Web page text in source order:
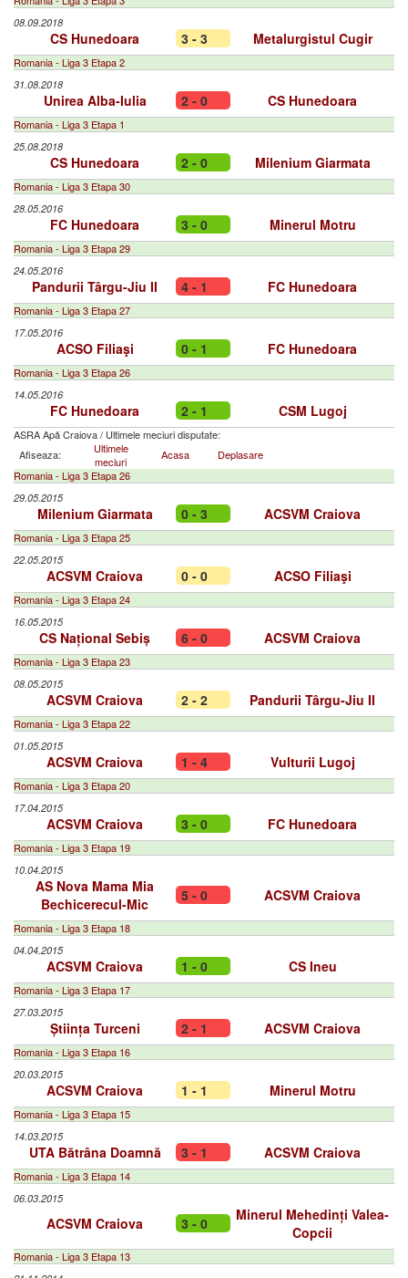
08.09.2018
CS Hunedoara 3 - 3 Metalurgistul Cugir
Romania - Liga 3 Etapa 2
31.08.2018
Unirea Alba-Iulia 2 - 0 CS Hunedoara
Romania - Liga 3 Etapa 1
25.08.2018
CS Hunedoara 2 - 0 Milenium Giarmata
Romania - Liga 3 Etapa 30
28.05.2016
FC Hunedoara 3 - 0 Minerul Motru
Romania - Liga 3 Etapa 29
24.05.2016
Pandurii Târgu-Jiu II 4 - 1 FC Hunedoara
Romania - Liga 3 Etapa 27
17.05.2016
ACSO Filiaşi 0 - 1 FC Hunedoara
Romania - Liga 3 Etapa 26
14.05.2016
FC Hunedoara 2 - 1 CSM Lugoj
ASRA Apă Craiova/ Ultimele meciuri disputate:
Afiseaza:
Ultimele
meciuri
Acasa
Deplasare
Romania - Liga 3 Etapa 26
29.05.2015
Milenium Giarmata 0 - 3 ACSVM Craiova
Romania - Liga 3 Etapa 25
22.05.2015
ACSVM Craiova 0 - 0 ACSO Filiaşi
Romania - Liga 3 Etapa 24
16.05.2015
CS Național Sebiș 6 - 0 ACSVM Craiova
Romania - Liga 3 Etapa 23
08.05.2015
ACSVM Craiova 2 - 2 Pandurii Târgu-Jiu II
Romania - Liga 3 Etapa 22
01.05.2015
ACSVM Craiova 1 - 4 Vulturii Lugoj
Romania - Liga 3 Etapa 20
17.04.2015
ACSVM Craiova 3 - 0 FC Hunedoara
Romania - Liga 3 Etapa 19
10.04.2015
AS Nova Mama Mia
Bechicerecul-Mic
5 - 0 ACSVM Craiova
Romania - Liga 3 Etapa 18
04.04.2015
ACSVM Craiova 1 - 0 CS Ineu
Romania - Liga 3 Etapa 17
27.03.2015
Știința Turceni 2 - 1 ACSVM Craiova
Romania - Liga 3 Etapa 16
20.03.2015
ACSVM Craiova 1 - 1 Minerul Motru
Romania - Liga 3 Etapa 15
14.03.2015
UTA Bătrâna Doamnă 3 - 1 ACSVM Craiova
Romania - Liga 3 Etapa 14
06.03.2015
ACSVM Craiova 3 - 0
Minerul Mehedinți Valea-
Copcii
Romania - Liga 3 Etapa 13